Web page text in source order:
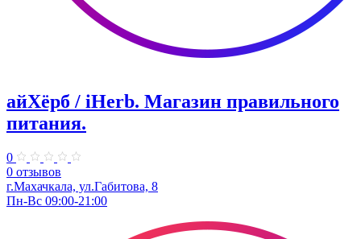
айХёрб / iHerb. Магазин правильного
питания.
0
0 отзывов
г.Махачкала, ул.Габитова, 8
Пн-Вс 09:00-21:00